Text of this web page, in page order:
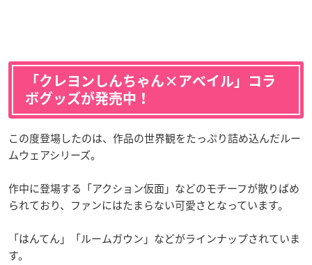
「クレヨンしんちゃん×アベイル」コラ
ボグッズが発売中！
この度登場したのは、作品の世界観をたっぷり詰め込んだルー
ムウェアシリーズ。
作中に登場する「アクション仮面」などのモチーフが散りばめ
られており、ファンにはたまらない可愛さとなっています。
「はんてん」「ルームガウン」などがラインナップされていま
す。